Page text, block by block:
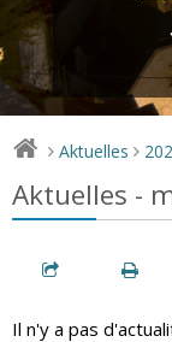
> Aktuelles >
Aktuelles -
Il n'y a pas